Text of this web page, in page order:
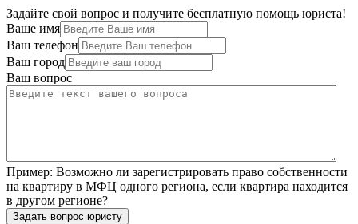
Задайте свой вопрос и получите бесплатную помощь юриста!
Ваше имя
Ваш телефон
Ваш город
Ваш вопрос
Пример: Возможно ли зарегистрировать право собственности
на квартиру в МФЦ одного региона, если квартира находится
в другом регионе?
Задать вопрос юристу